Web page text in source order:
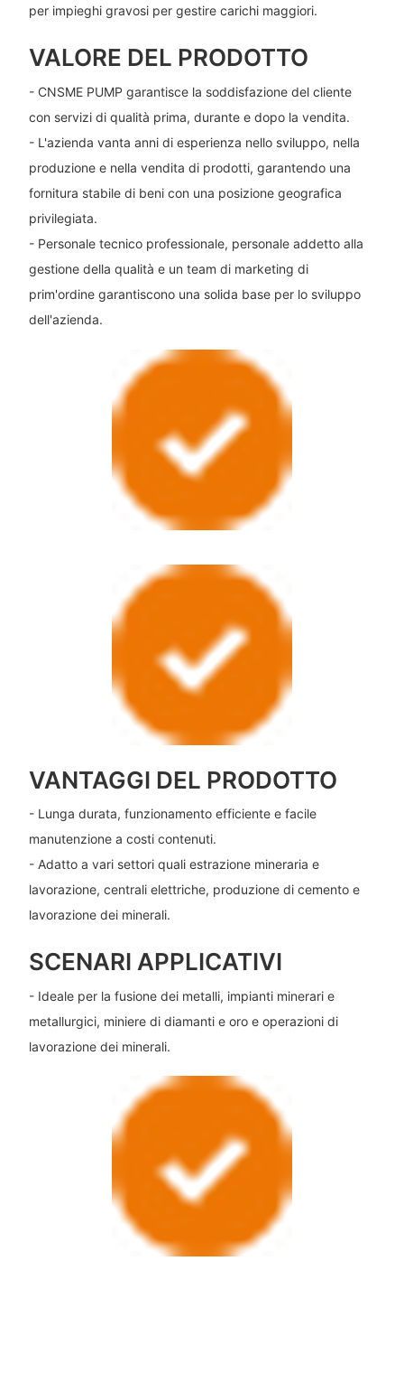
per impieghi gravosi per gestire carichi maggiori.
VALORE DEL PRODOTTO
- CNSME PUMP garantisce la soddisfazione del cliente
con servizi di qualità prima, durante e dopo la vendita.
- L'azienda vanta anni di esperienza nello sviluppo, nella
produzione e nella vendita di prodotti, garantendo una
fornitura stabile di beni con una posizione geografica
privilegiata.
- Personale tecnico professionale, personale addetto alla
gestione della qualità e un team di marketing di
prim'ordine garantiscono una solida base per lo sviluppo
dell'azienda.
VANTAGGI DEL PRODOTTO
- Lunga durata, funzionamento efficiente e facile
manutenzione a costi contenuti.
- Adatto a vari settori quali estrazione mineraria e
lavorazione, centrali elettriche, produzione di cemento e
lavorazione dei minerali.
SCENARI APPLICATIVI
- Ideale per la fusione dei metalli, impianti minerari e
metallurgici, miniere di diamanti e oro e operazioni di
lavorazione dei minerali.